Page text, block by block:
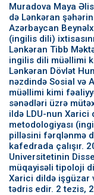
Muradova Maya
də Lənkəran
Azərbaycan
(ingilis dili)
Lənkəran Tibb
ingilis dili müəllimi
Lənkəran Dövlət
nəzdində Sosial və
müəllimi kimi
sənədləri üzrə
ildə LDU-nun Xarici
metodologiyası
pilləsini fərqlənmə
kafedrada çalışır.
Universitetinin
müqayisəli tipoloji
Xarici dildə işgüzar
tədris edir. 2 tezis,